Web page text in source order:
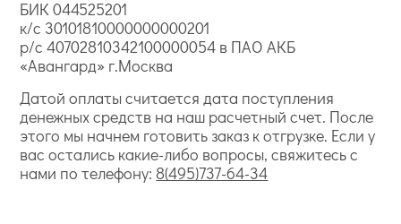
БИК 044525201
к/с 30101810000000000201
р/с 40702810342100000054 в ПАО АКБ
«Авангард» г.Москва
Датой оплаты считается дата поступления
денежных средств на наш расчетный счет. После
этого мы начнем готовить заказ к отгрузке. Если у
вас остались какие-либо вопросы, свяжитесь с
нами по телефону: 8(495)737-64-34